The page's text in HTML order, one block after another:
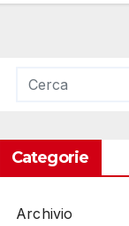
Categorie
Archivio